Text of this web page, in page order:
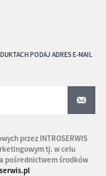
PODAJ ADRES E-MAIL
przez INTROSERWIS
tj. w celu
pośrednictwem środków